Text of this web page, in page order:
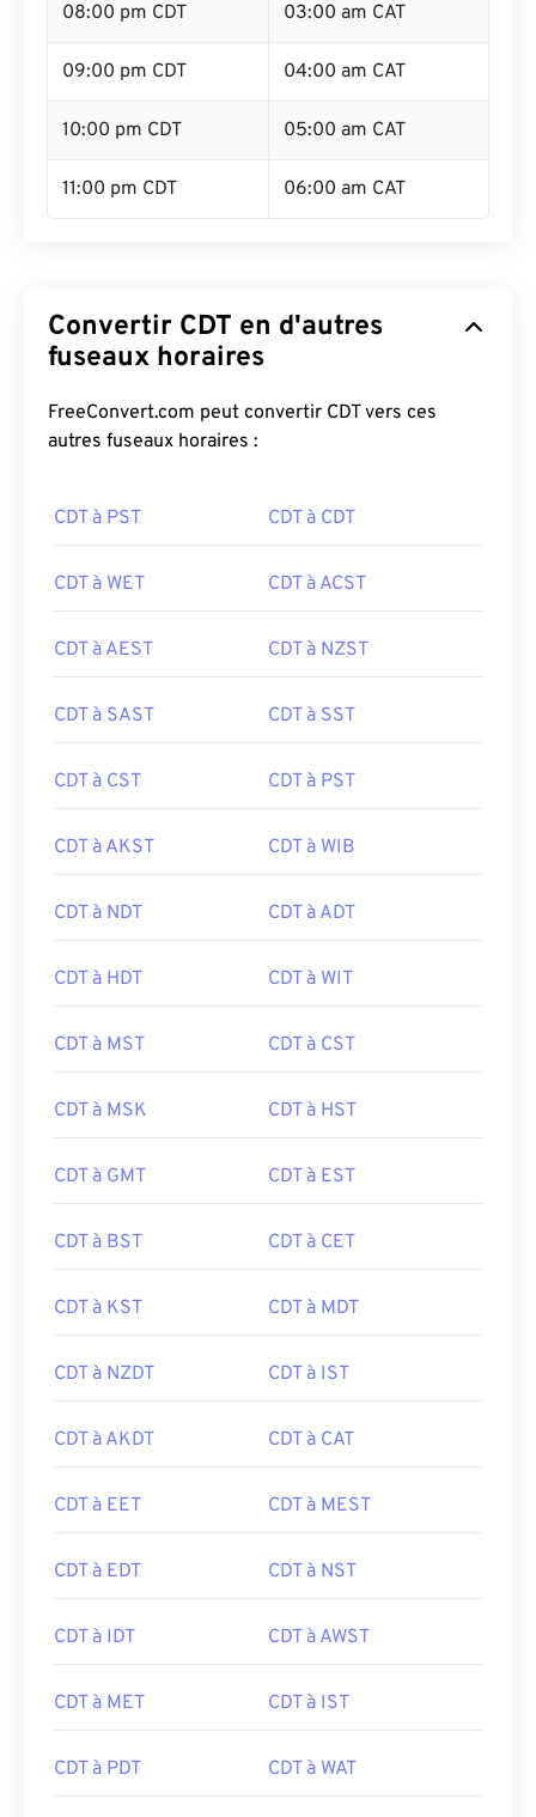
08:00 pm CDT 03:00 am CAT
09:00 pm CDT 04:00 am CAT
10:00 pm CDT 05:00 am CAT
11:00 pm CDT 06:00 am CAT
Convertir CDT en d'autres
fuseaux horaires
FreeConvert.com peut convertir CDT vers ces
autres fuseaux horaires :
CDT à PST CDT à CDT
CDT à WET CDT à ACST
CDT à AEST CDT à NZST
CDT à SAST CDT à SST
CDT à CST CDT à PST
CDT à AKST CDT à WIB
CDT à NDT CDT à ADT
CDT à HDT CDT à WIT
CDT à MST CDT à CST
CDT à MSK CDT à HST
CDT à GMT CDT à EST
CDT à BST CDT à CET
CDT à KST CDT à MDT
CDT à NZDT CDT à IST
CDT à AKDT CDT à CAT
CDT à EET CDT à MEST
CDT à EDT CDT à NST
CDT à IDT CDT à AWST
CDT à MET CDT à IST
CDT à PDT CDT à WAT